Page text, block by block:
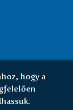
Cookies
hogy a